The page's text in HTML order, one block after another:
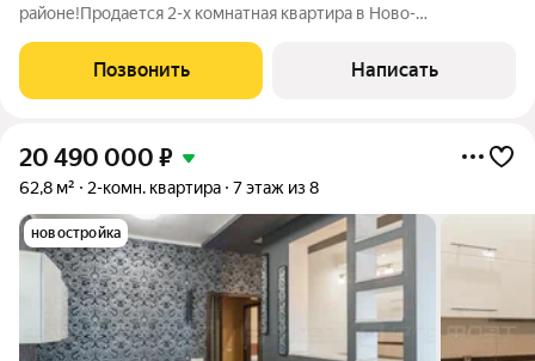
районе!Продается 2-х комнатная квартира в Ново-
уютная, светлая и просторная. Планировка максимально
комфортная. Квартира расположена на 4м этаже
Позвонить Написать
20 490 000 ₽
62,8 м² 2-комн. квартира 7 этаж из 8
новостройка